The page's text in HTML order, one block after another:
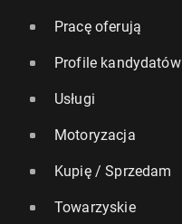
Pracę oferują
Profile kandydatów
Usługi
Motoryzacja
Kupię / Sprzedam
Towarzyskie